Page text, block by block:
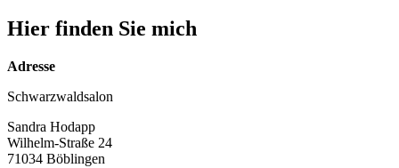
Hier finden Sie mich
Adresse
Schwarzwaldsalon
Sandra Hodapp
Wilhelm-Straße 24
71034 Böblingen